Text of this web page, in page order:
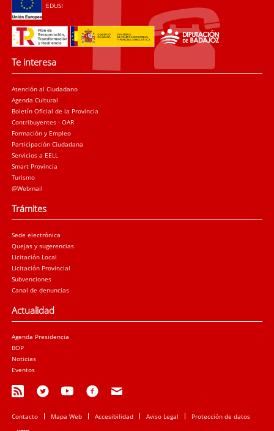
EDUSI
Te interesa
Atención al Ciudadano
Agenda Cultural
Boletín Oficial de la Provincia
Contribuyentes - OAR
Formación y Empleo
Participación Ciudadana
Servicios a EELL
Smart Provincia
Turismo
@Webmail
Trámites
Sede electrónica
Quejas y sugerencias
Licitación Local
Licitación Provincial
Subvenciones
Canal de denuncias
Actualidad
Agenda Presidencia
BOP
Noticias
Eventos
Contacto Mapa Web Accesibilidad Aviso Legal Protección de datos